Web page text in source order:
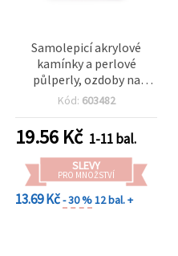
Samolepicí akrylové
kamínky a perlové
půlperly, ozdoby na
obličej, modrá – 124 ks
Kód: 603482
19.56 Kč 1-11 bal.
SLEVY
PRO MNOŽSTVÍ
13.69 Kč- 30 %12 bal. +